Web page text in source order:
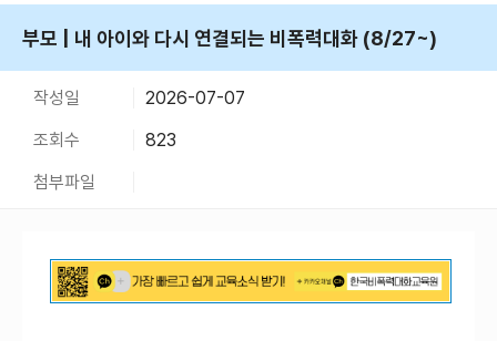
부모 | 내 아이와 다시 연결되는 비폭력대화 (8/27~)
작성일
2026-07-07
조회수
823
첨부파일